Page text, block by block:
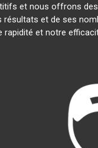
et nous offrons
résultats et de ses
rapidité et notre